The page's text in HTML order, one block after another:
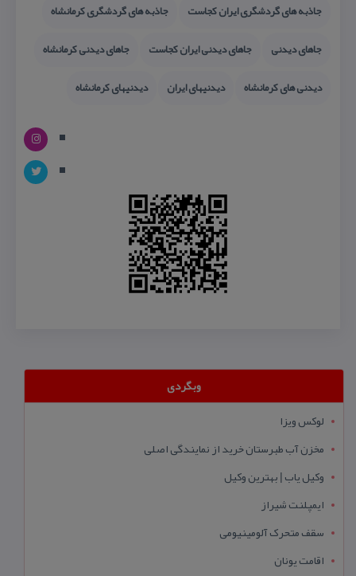
جاذبه های گردشگری ایران كجاست
جاذبه های گردشگری كرمانشاه
جاهای دیدنی
جاهای دیدنی ایران كجاست
جاهای دیدنی كرمانشاه
دیدنی های كرمانشاه
دیدنیهای ایران دیدنیهای كرمانشاه
وبگردی
لوکس ویزا
مخزن آب طبرستان خرید از نمایندگی اصلی
وکیل یاب | بهترین وکیل
ایمپلنت شیراز
سقف متحرک آلومینیومی
اقامت یونان